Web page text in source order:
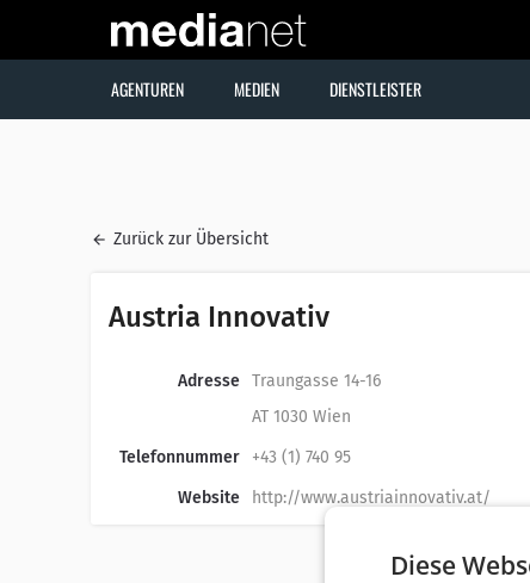
AGENTUREN MEDIEN DIENSTLEISTER
Zurück zur Übersicht
Austria Innovativ
Adresse Traungasse 14-16
AT 1030 Wien
Telefonnummer
+43 (1) 740 95
Website
http://www.austriainnovativ.at/
Diese